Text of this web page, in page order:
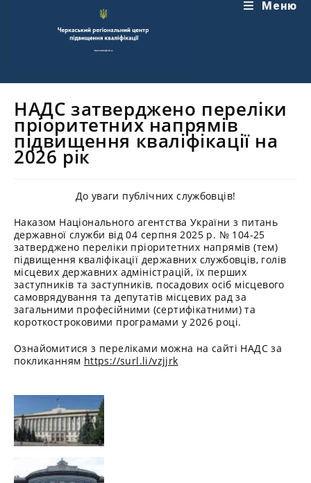
Меню
НАДС затверджено переліки
пріоритетних напрямів
підвищення кваліфікації на
2026 рік
До уваги публічних службовців!
Наказом Національного агентства України з питань
державної служби від 04 серпня 2025 р. № 104-25
затверджено переліки пріоритетних напрямів (тем)
підвищення кваліфікації державних службовців, голів
місцевих державних адміністрацій, їх перших
заступників та заступників, посадових осіб місцевого
самоврядування та депутатів місцевих рад за
загальними професійними (сертифікатними) та
короткостроковими програмами у 2026 році.
Ознайомитися з переліками можна на сайті НАДС за
покликанням https://surl.li/vzjjrk